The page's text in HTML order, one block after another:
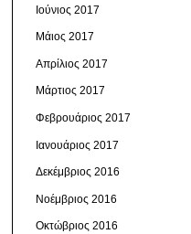
Ιούνιος 2017
Μάιος 2017
Απρίλιος 2017
Μάρτιος 2017
Φεβρουάριος 2017
Ιανουάριος 2017
Δεκέμβριος 2016
Νοέμβριος 2016
Οκτώβριος 2016